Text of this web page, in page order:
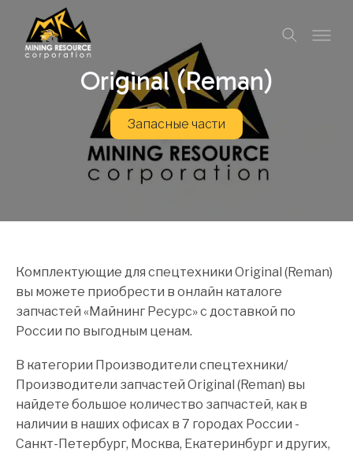
Original (Reman)
Запасные части
Комплектующие для спецтехники Original (Reman)
вы можете приобрести в онлайн каталоге
запчастей «Майнинг Ресурс» с доставкой по
России по выгодным ценам.
В категории Производители спецтехники/
Производители запчастей Original (Reman) вы
найдете большое количество запчастей, как в
наличии в наших офисах в 7 городах России -
Санкт-Петербург, Москва, Екатеринбург и других,